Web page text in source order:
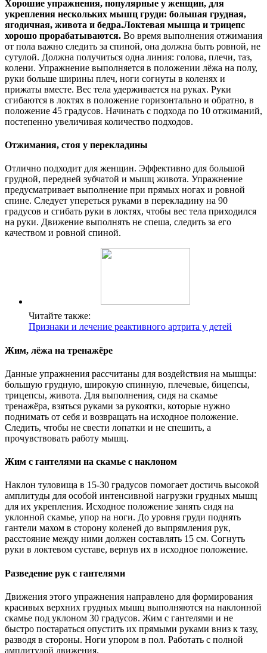
Хорошие упражнения, популярные у женщин, для
укрепления нескольких мышц груди: большая грудная,
ягодичная, живота и бедра.Локтевая мышца и трицепс
хорошо прорабатываются. Во время выполнения отжимания
от пола важно следить за спиной, она должна быть ровной, не
сутулой. Должна получиться одна линия: голова, плечи, таз,
колени. Упражнение выполняется в положении лёжа на полу,
руки больше ширины плеч, ноги согнуты в коленях и
прижаты вместе. Вес тела удерживается на руках. Руки
сгибаются в локтях в положение горизонтально и обратно, в
положение 45 градусов. Начинать с подхода по 10 отжиманий,
постепенно увеличивая количество подходов.
Отжимания, стоя у перекладины
Отлично подходит для женщин. Эффективно для большой
грудной, передней зубчатой и мышц живота. Упражнение
предусматривает выполнение при прямых ногах и ровной
спине. Следует упереться руками в перекладину на 90
градусов и сгибать руки в локтях, чтобы вес тела приходился
на руки. Движение выполнять не спеша, следить за его
качеством и ровной спиной.
Читайте также:
Признаки и лечение реактивного артрита у детей
Жим, лёжа на тренажёре
Данные упражнения рассчитаны для воздействия на мышцы:
большую грудную, широкую спинную, плечевые, бицепсы,
трицепсы, живота. Для выполнения, сидя на скамье
тренажёра, взяться руками за рукоятки, которые нужно
поднимать от себя и возвращать на исходное положение.
Следить, чтобы не свести лопатки и не спешить, а
прочувствовать работу мышц.
Жим с гантелями на скамье с наклоном
Наклон туловища в 15-30 градусов помогает достичь высокой
амплитуды для особой интенсивной нагрузки грудных мышц
для их укрепления. Исходное положение занять сидя на
уклонной скамье, упор на ноги. До уровня груди поднять
гантели махом в сторону коленей до выпрямления рук,
расстояние между ними должен составлять 15 см. Согнуть
руки в локтевом суставе, вернув их в исходное положение.
Разведение рук с гантелями
Движения этого упражнения направлено для формирования
красивых верхних грудных мышц выполняются на наклонной
скамье под уклоном 30 градусов. Жим с гантелями и не
быстро постараться опустить их прямыми руками вниз к тазу,
разводя в стороны. Ноги упором в пол. Работать с полной
амплитудой движения.